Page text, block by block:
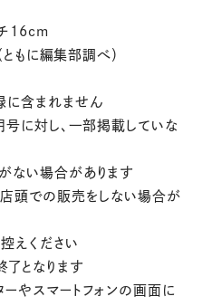
16cm
もに編集部調べ）
に含まれません
号に対し、一部掲載していな
ない場合があります
頭での販売をしない場合が
えください
となります
やスマートフォンの画面に